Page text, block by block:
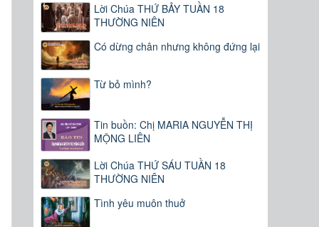
Lời Chúa THỨ BẢY TUẦN 18
THƯỜNG NIÊN
Có dừng chân nhưng không đứng lại
Từ bỏ mình?
Tin buồn: Chị MARIA NGUYỄN THỊ
MỘNG LIÊN
Lời Chúa THỨ SÁU TUẦN 18
THƯỜNG NIÊN
Tình yêu muôn thuở